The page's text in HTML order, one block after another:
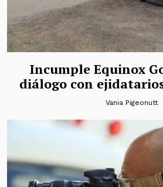
Incumple Equinox
diálogo con
Vania Pigeonutt